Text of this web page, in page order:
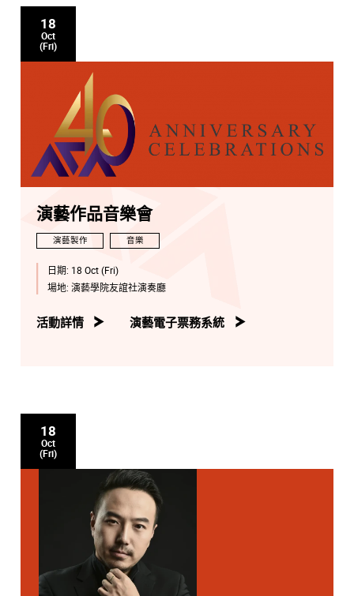
18
Oct
(Fri)
演藝作品音樂會
演藝製作 音樂
日期: 18 Oct (Fri)
場地: 演藝學院友誼社演奏廳
活動詳情 演藝電子票務系統
18
Oct
(Fri)